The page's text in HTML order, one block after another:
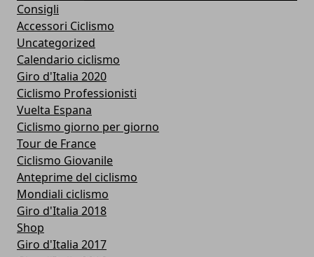
Consigli
Accessori Ciclismo
Uncategorized
Calendario ciclismo
Giro d'Italia 2020
Ciclismo Professionisti
Vuelta Espana
Ciclismo giorno per giorno
Tour de France
Ciclismo Giovanile
Anteprime del ciclismo
Mondiali ciclismo
Giro d'Italia 2018
Shop
Giro d'Italia 2017